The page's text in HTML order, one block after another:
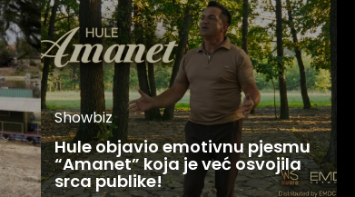
Showbiz
Hule objavio emotivnu pjesmu
“Amanet” koja je već osvojila
srca publike!